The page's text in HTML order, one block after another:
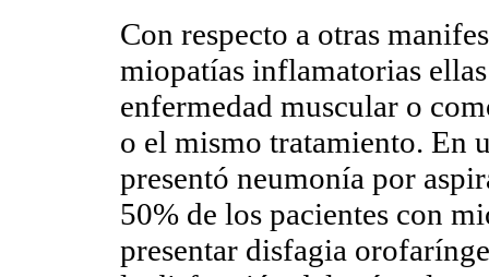
Con respecto a otras
miopatías inflamatorias
enfermedad muscular o
o el mismo tratamiento. En
presentó neumonía por
50% de los pacientes con
presentar disfagia